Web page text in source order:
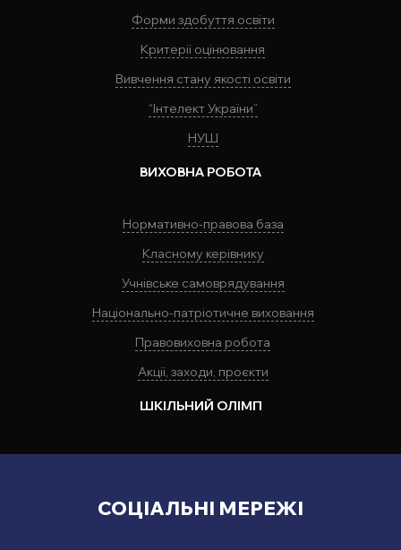
Форми здобуття освіти
Критерії оцінювання
Вивчення стану якості освіти
“Інтелект України”
НУШ
ВИХОВНА РОБОТА
Нормативно-правова база
Класному керівнику
Учнівське самоврядування
Національно-патріотичне виховання
Правовиховна робота
Акції, заходи, проєкти
ШКІЛЬНИЙ ОЛІМП
СОЦІАЛЬНІ МЕРЕЖІ